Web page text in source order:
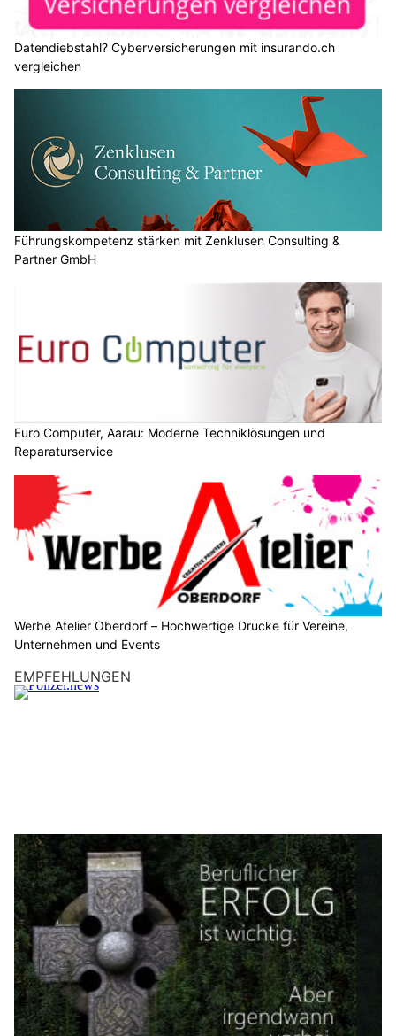
Datendiebstahl? Cyberversicherungen mit insurando.ch
vergleichen
Führungskompetenz stärken mit Zenklusen Consulting &
Partner GmbH
Euro Computer, Aarau: Moderne Techniklösungen und
Reparaturservice
Werbe Atelier Oberdorf – Hochwertige Drucke für Vereine,
Unternehmen und Events
EMPFEHLUNGEN